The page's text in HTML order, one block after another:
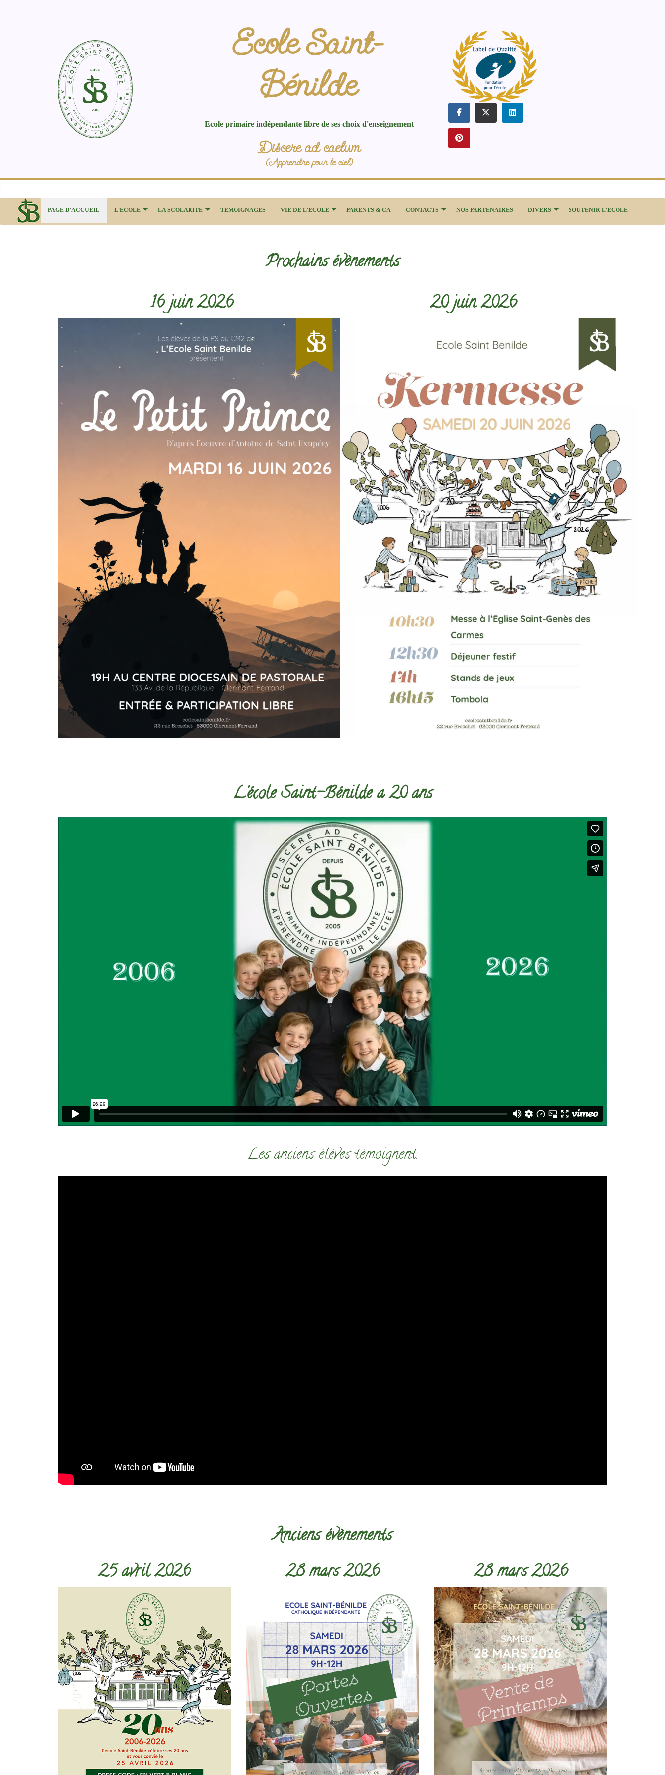
Ecole Saint-
Bénilde
Ecole primaire indépendante libre de ses choix d'enseignement
Discere ad caelum
(Apprendre pour le ciel)
PAGE D'ACCUEIL L'ECOLE LA SCOLARITE TEMOIGNAGES VIE DE L'ECOLE PARENTS & CA CONTACTS NOS PARTENAIRES DIVERS SOUTENIR L'ECOLE
Prochains évènements
16 juin 2026
20 juin 2026
L'école Saint-Bénilde a 20 ans
Les anciens élèves témoignent.
Anciens évènements
25 avril 2026
28 mars 2026 28 mars 2026